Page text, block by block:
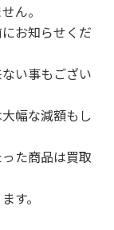
ん。
お知らせくだ
い事もござい
幅な減額もし
た商品は買取
す。